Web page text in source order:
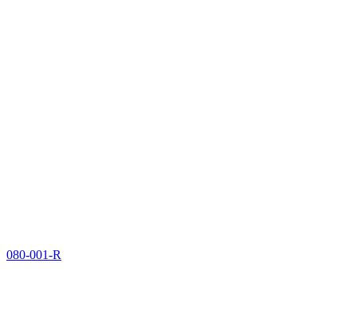
080-001-R